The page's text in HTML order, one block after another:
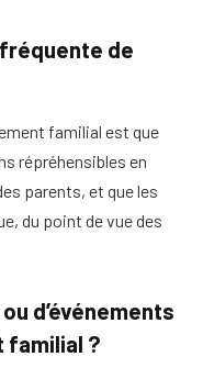
de
familial est que
répréhensibles en
parents, et que les
du point de vue des
d’événements
familial ?